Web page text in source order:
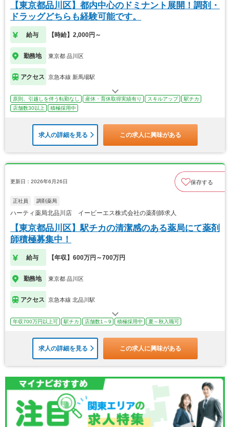
【東京都品川区】都内中心のドミナント展開！調剤・
ドラッグどちらも経験可能です。
給与 【時給】2,000円～
勤務地 東京都 品川区
アクセス 京急本線 新馬場駅
原則、引越しを伴う転勤なし 産休・育休取得実績有り スキルアップ
駅チカ
店舗数30以上
積極採用中
求人の詳細を見る この求人に興味がある
更新日：2026年6月26日 保存する
正社員 調剤薬局
ハーティ薬局北品川店 イービーエス株式会社の薬剤師求人
【東京都品川区】駅チカの清潔感のある薬局にて薬剤
師積極募集中！
給与 【年収】600万円～700万円
勤務地 東京都 品川区
アクセス 京急本線 北品川駅
年収700万円以上可 駅チカ 店舗数1～9 積極採用中 夏～秋入職可
求人の詳細を見る この求人に興味がある